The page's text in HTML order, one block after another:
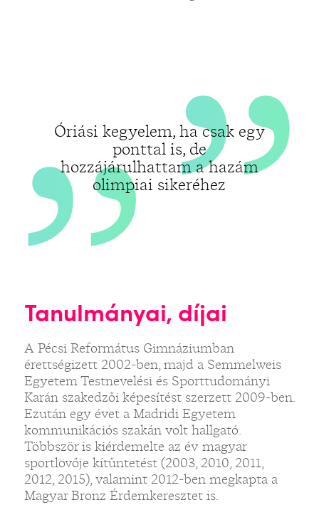
Óriási kegyelem, ha csak egy
ponttal is, de
hozzájárulhattam a hazám
olimpiai sikeréhez
„
Tanulmányai, díjai
A Pécsi Református Gimnáziumban
érettségizett 2002-ben, majd a Semmelweis
Egyetem Testnevelési és Sporttudományi
Karán szakedzői képesítést szerzett 2009-ben.
Ezután egy évet a Madridi Egyetem
kommunikációs szakán volt hallgató.
Többször is kiérdemelte az év magyar
sportlövője kítűntetést (2003, 2010, 2011,
2012, 2015), valamint 2012-ben megkapta a
Magyar Bronz Érdemkeresztet is.